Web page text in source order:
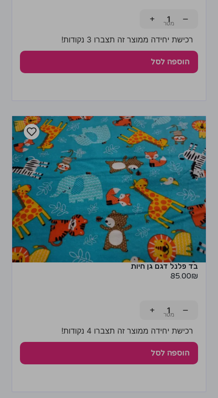
−
+
רכישת יחידה ממוצר זה תצברו 3 נקודות!
הוספה לסל
בד פלנל דגם גן חיות
85.00₪
−
+
רכישת יחידה ממוצר זה תצברו 4 נקודות!
הוספה לסל